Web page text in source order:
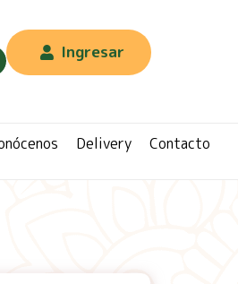
Ingresar
Delivery Contacto